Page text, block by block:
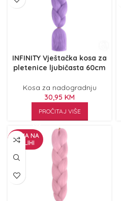
INFINITY Vještačka kosa za
pletenice ljubičasta 60cm
Kosa za nadogradnju
30,95 KM
PROČITAJ VIŠE
NEMA NA
ZALIHI